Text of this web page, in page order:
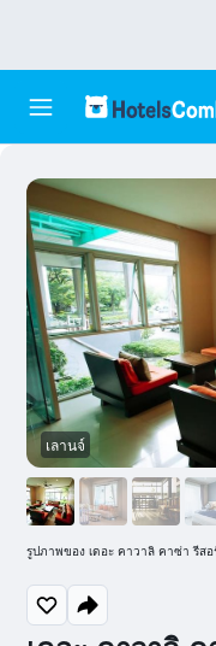
เลานจ์
รูปภาพของ เดอะ คาวาลิ คาซ่า รีสอ